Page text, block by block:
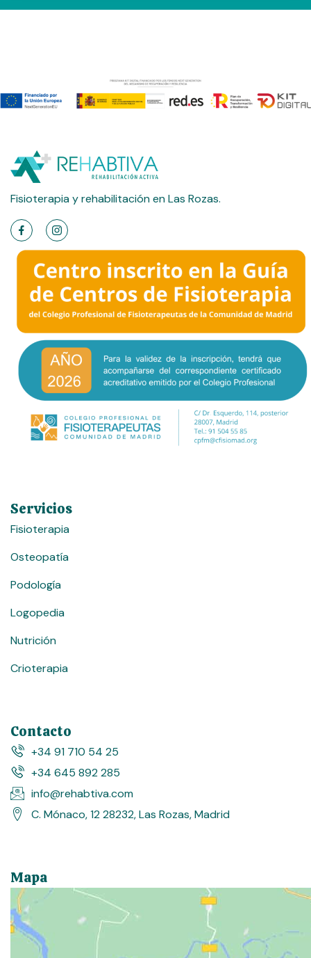
Fisioterapia y rehabilitación en Las Rozas.
Servicios
Fisioterapia
Osteopatía
Podología
Logopedia
Nutrición
Crioterapia
Contacto
+34 91 710 54 25
+34 645 892 285
info@rehabtiva.com
C. Mónaco, 12 28232, Las Rozas, Madrid
Mapa